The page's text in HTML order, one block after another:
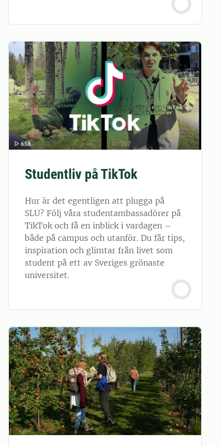
Studentliv på TikTok
Hur är det egentligen att plugga på
SLU? Följ våra studentambassadörer på
TikTok och få en inblick i vardagen –
både på campus och utanför. Du får tips,
inspiration och glimtar från livet som
student på ett av Sveriges grönaste
universitet.